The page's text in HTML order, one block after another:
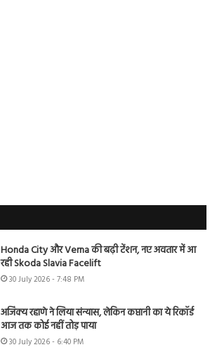
Honda City और Verna की बढ़ी टेंशन, नए अवतार में आ
रही Skoda Slavia Facelift
30 July 2026 - 7:48 PM
अजिंक्य रहाणे ने लिया संन्यास, लेकिन कप्तानी का ये रिकॉर्ड
आज तक कोई नहीं तोड़ पाया
30 July 2026 - 6:40 PM